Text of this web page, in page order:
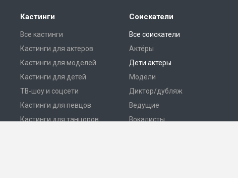
Кастинги
Все кастинги
Кастинги для актеров
Кастинги для моделей
Кастинги для детей
ТВ-шоу и соцсети
Кастинги для певцов
Кастинги для танцоров
Соискатели
Все соискатели
Актёры
Дети актеры
Модели
Диктор/дубляж
Ведущие
Вокалисты